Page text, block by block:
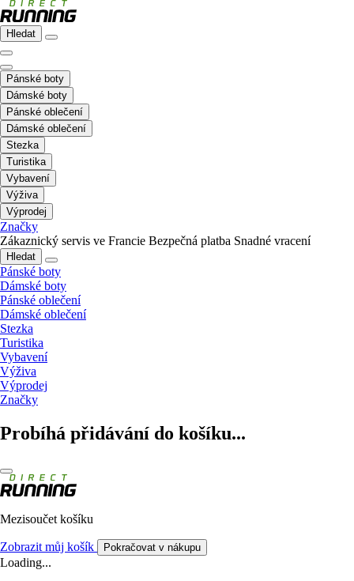
Hledat
Pánské boty
Dámské boty
Pánské oblečení
Dámské oblečení
Stezka
Turistika
Vybavení
Výživa
Výprodej
Značky
Zákaznický servis ve Francie Bezpečná platba Snadné vracení
Hledat
Pánské boty
Dámské boty
Pánské oblečení
Dámské oblečení
Stezka
Turistika
Vybavení
Výživa
Výprodej
Značky
Probíhá přidávání do košíku...
Mezisoučet košíku
Zobrazit můj košík Pokračovat v nákupu
Loading...